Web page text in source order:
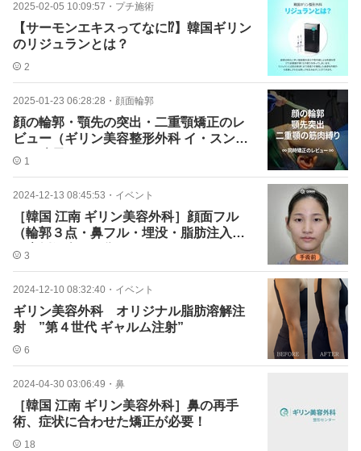
2025-02-05 10:09:57 ・ プチ施術
【サーモンエキスってなに⁉】韓国ギリン
のリジュランとは？
2
2025-01-23 06:28:28 ・ 顔面輪郭
顔の輪郭・顎先の突出・二重顎矯正のレ
ビュー（ギリン美容整形外科 イ・スンリ
ョン院長）
1
2024-12-13 08:45:53 ・ イベント
［韓国 江南 ギリン美容外科］顔面フル
（輪郭３点・鼻フル・埋没・脂肪注入）
の症例紹介｜画像あり
3
2024-12-10 08:32:40 ・ イベント
ギリン美容外科 オリジナル脂肪溶解注
射 ”第４世代 ギャルム注射”
6
2024-04-30 03:06:49 ・ 鼻
［韓国 江南 ギリン美容外科］鼻の再手
術、症状に合わせた矯正が必要！
18